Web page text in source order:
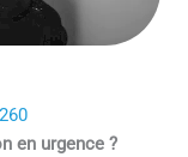
en urgence ?